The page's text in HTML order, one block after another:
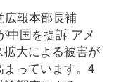
広報本部長補
国を提訴 アメ
大による被害が
っています。4